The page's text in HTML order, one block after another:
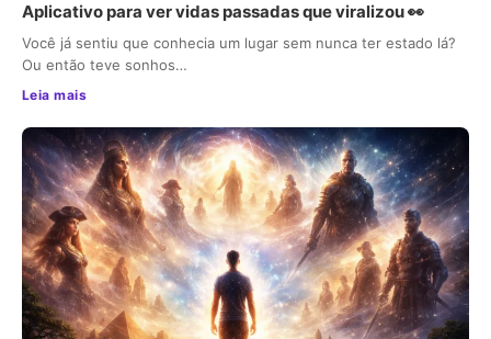
Aplicativo para ver vidas passadas que viralizou 👀
Você já sentiu que conhecia um lugar sem nunca ter estado lá?
Ou então teve sonhos…
Leia mais